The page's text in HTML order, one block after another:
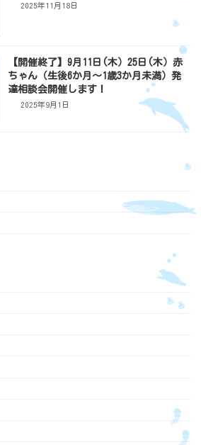
2025年11月18日
【開催終了】9月11日(木）25日(木）赤
ちゃん（生後6か月～1歳3か月未満）発
達相談会開催します！
2025年9月1日